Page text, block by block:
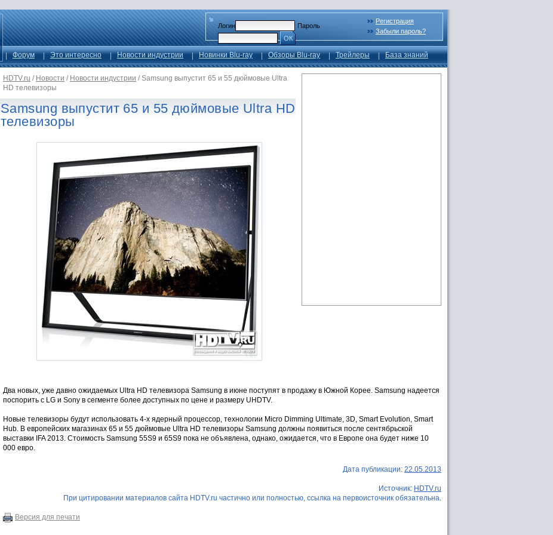
Логин
Пароль
ОК
Регистрация
Забыли пароль?
Форум Это интересно Новости индустрии Новинки Blu-ray Обзоры Blu-ray Трейлеры База знаний
HDTV.ru / Новости / Новости индустрии / Samsung выпустит 65 и 55 дюймовые Ultra
HD телевизоры
Samsung выпустит 65 и 55 дюймовые Ultra HD
телевизоры
Два новых, уже давно ожидаемых Ultra HD телевизора Samsung в июне поступят в продажу в Южной Корее. Samsung надеется
поспорить с LG и Sony в сегменте более доступных по цене и размеру UHDTV.
Новые телевизоры будут использовать 4-х ядерный процессор, технологии Micro Dimming Ultimate, 3D, Smart Evolution, Smart
Hub. В европейских магазинах 65 и 55 дюймовые Ultra HD телевизоры Samsung должны появиться после сентябрьской
выставки IFA 2013. Стоимость Samsung 55S9 и 65S9 пока не объявлена, однако, ожидается, что в Европе она будет ниже 10
000 евро.
Дата публикации: 22.05.2013
Источник: HDTV.ru
При цитировании материалов сайта HDTV.ru частично или полностью, ссылка на первоисточник обязательна.
Версия для печати